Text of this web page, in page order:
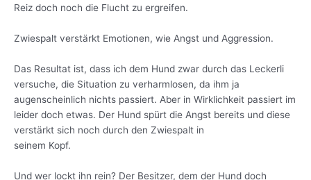
Reiz doch noch die Flucht zu ergreifen.
Zwiespalt verstärkt Emotionen, wie Angst und Aggression.
Das Resultat ist, dass ich dem Hund zwar durch das Leckerli
versuche, die Situation zu verharmlosen, da ihm ja
augenscheinlich nichts passiert. Aber in Wirklichkeit passiert im
leider doch etwas. Der Hund spürt die Angst bereits und diese
verstärkt sich noch durch den Zwiespalt in
seinem Kopf.
Und wer lockt ihn rein? Der Besitzer, dem der Hund doch